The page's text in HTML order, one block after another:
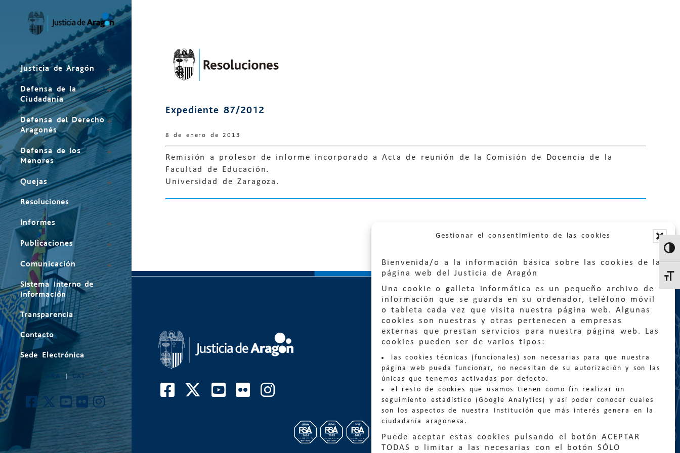
Gestionar el consentimiento de las cookies
Bienvenida/o a la información básica sobre las cookies de la
página web del Justicia de Aragón
Una cookie o galleta informática es un pequeño archivo de
información que se guarda en su ordenador, teléfono móvil
o tableta cada vez que visita nuestra página web. Algunas
cookies son nuestras y otras pertenecen a empresas
externas que prestan servicios para nuestra página web. Las
cookies pueden ser de varios tipos:
las cookies técnicas (funcionales) son necesarias para que nuestra
página web pueda funcionar, no necesitan de su autorización y son las
únicas que tenemos activadas por defecto.
el resto de cookies que usamos tienen como fin realizar un
seguimiento estadístico (Google Analytics) y así poder conocer cuales
son los aspectos de nuestra Institución que más interés genera en la
ciudadanía aragonesa.
Puede aceptar estas cookies pulsando el botón ACEPTAR
TODAS o limitar a las necesarias con el botón SÓLO
Justicia de Aragón
Defensa de la
Ciudadanía
Defensa del Derecho
Aragonés
Defensa de los
Menores
Quejas
Resoluciones
Informes
Publicaciones
Comunicación
Sistema interno de
información
Transparencia
Contacto
Sede Electrónica
|CAT
Expediente 87/2012
8 de enero de 2013
Remisión a profesor de informe incorporado a Acta de reunión de la Comisión de Docencia de la
Facultad de Educación.
Universidad de Zaragoza.
Quejas:quejas@eljusticiadearagon.es
Información general:
informacion@eljusticiadearagon.es
Teléfonos: 900 210 210/ 976 399 354